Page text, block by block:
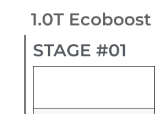
1.0T
STAGE #01